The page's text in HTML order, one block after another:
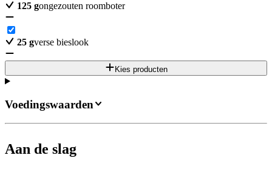
125 gongezouten roomboter
25 gverse bieslook
Kies producten
Aan de slag
Voedingswaarden